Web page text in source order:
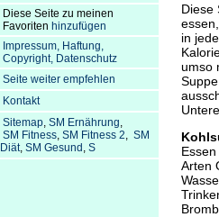
Diese
in
umso
Arten
Diese Seite zu meinen
Favoriten hinzufügen
Impressum, Haftung,
Copyright, Datenschutz
Seite weiter empfehlen
Kontakt
Sitemap, SM Ernährung,
SM Fitness, SM Fitness 2, SM
Diät, SM Gesund , S